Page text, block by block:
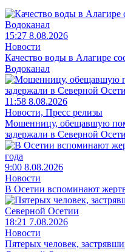
15:27 8.08.2026
Новости
Качество воды в Алагире
Водоканал
11:58 8.08.2026
Новости, Пресс релизы
Мошенницу, обещавшую
задержали в Северной
9:00 8.08.2026
Новости
В Осетии вспоминают жертв
18:21 7.08.2026
Новости
Пятерых человек,